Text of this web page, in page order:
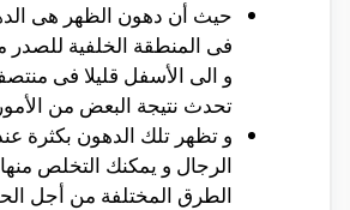
حيث أن دهون الظهر هى
فى المنطقة الخلفية للصدر
و الى الأسفل قليلا فى
تحدث نتيجة البعض من
و تظهر تلك الدهون بكثرة
الرجال و يمكنك التخلص
الطرق المختلفة من أجل